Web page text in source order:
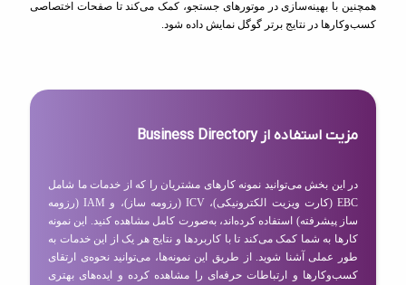
همچنین با بهینه‌سازی در موتورهای جستجو، کمک می‌کند تا صفحات اختصاصی
کسب‌وکارها در نتایج برتر گوگل نمایش داده شود.
مزیت استفاده از Business Directory
در این بخش می‌توانید نمونه کارهای مشتریان را که از خدمات ما شامل
EBC (کارت ویزیت الکترونیکی)، ICV (رزومه ساز)، و IAM (رزومه
ساز پیشرفته) استفاده کرده‌اند، به‌صورت کامل مشاهده کنید. این نمونه
کارها به شما کمک می‌کند تا با کاربردها و نتایج هر یک از این خدمات به
طور عملی آشنا شوید. از طریق این نمونه‌ها، می‌توانید نحوه‌ی ارتقای
کسب‌وکارها و ارتباطات حرفه‌ای را مشاهده کرده و ایده‌های بهتری